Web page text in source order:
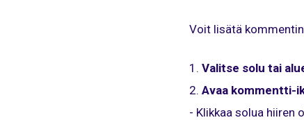
Voit lisätä
1. Valitse solu tai
2. Avaa kommentti-
- Klikkaa solua hiiren